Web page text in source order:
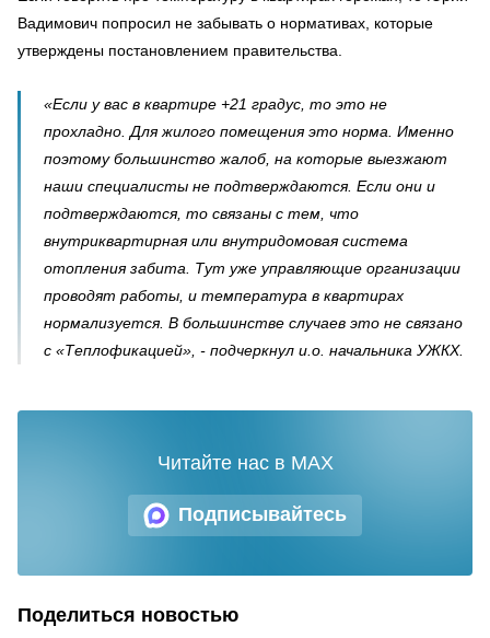
Вадимович попросил не забывать о нормативах, которые
утверждены постановлением правительства.
«Если у вас в квартире +21 градус, то это не
прохладно. Для жилого помещения это норма. Именно
поэтому большинство жалоб, на которые выезжают
наши специалисты не подтверждаются. Если они и
подтверждаются, то связаны с тем, что
внутриквартирная или внутридомовая система
отопления забита. Тут уже управляющие организации
проводят работы, и температура в квартирах
нормализуется. В большинстве случаев это не связано
с «Теплофикацией», - подчеркнул и.о. начальника УЖКХ.
Подписывайтесь
Читайте нас в MAX
Поделиться новостью